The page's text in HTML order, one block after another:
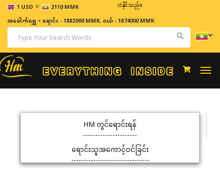
1 USD = 2110 MMK
ဈေးနှုန်းများသည် အချိန်နှင့် အမျှပြောင်းလဲနိုင်သည်။
အခေါက်ရွှေ=ရောင်း - 1882000 MMK, ဝယ် - 1874000 MMK
HM တွင်ရောင်းရန်
ရောင်းသူအကောင့်ဝင်ခြင်း